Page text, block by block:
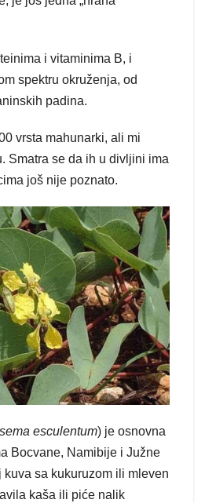
i vitaminima B, i
spektru okruženja, od
padina.
vrsta mahunarki, ali mi
Smatra se da ih u divljini ima
još nije poznato.
esculentum) je osnovna
Bocvane, Namibije i Južne
sa kukuruzom ili mleven
kaša ili piće nalik